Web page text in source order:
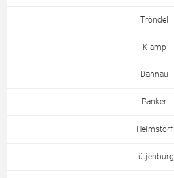
Tröndel
Klamp
Dannau
Panker
Helmstorf
Lütjenburg